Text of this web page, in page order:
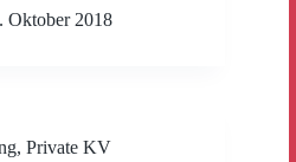
Oktober 2018
, Private KV